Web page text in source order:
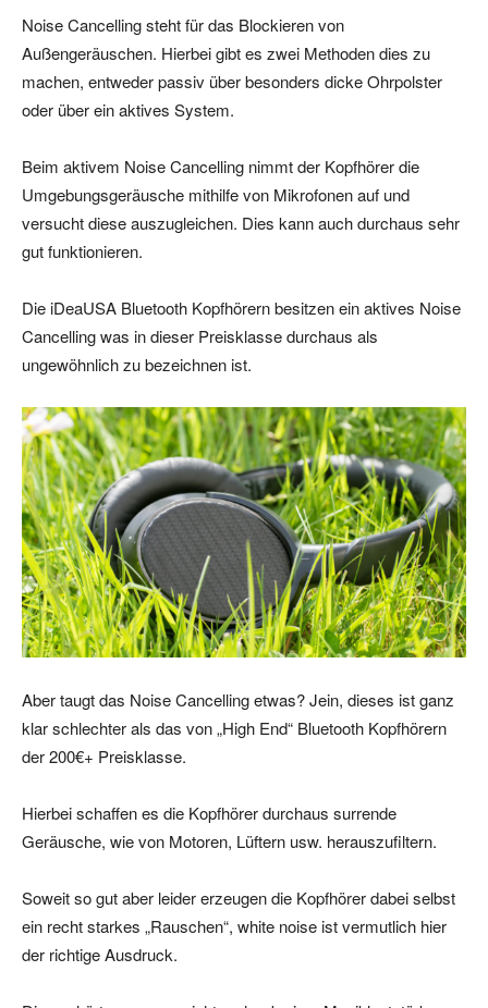
Noise Cancelling steht für das Blockieren von
Außengeräuschen. Hierbei gibt es zwei Methoden dies zu
machen, entweder passiv über besonders dicke Ohrpolster
oder über ein aktives System.
Beim aktivem Noise Cancelling nimmt der Kopfhörer die
Umgebungsgeräusche mithilfe von Mikrofonen auf und
versucht diese auszugleichen. Dies kann auch durchaus sehr
gut funktionieren.
Die iDeaUSA Bluetooth Kopfhörern besitzen ein aktives Noise
Cancelling was in dieser Preisklasse durchaus als
ungewöhnlich zu bezeichnen ist.
Aber taugt das Noise Cancelling etwas? Jein, dieses ist ganz
klar schlechter als das von „High End“ Bluetooth Kopfhörern
der 200€+ Preisklasse.
Hierbei schaffen es die Kopfhörer durchaus surrende
Geräusche, wie von Motoren, Lüftern usw. herauszufiltern.
Soweit so gut aber leider erzeugen die Kopfhörer dabei selbst
ein recht starkes „Rauschen“, white noise ist vermutlich hier
der richtige Ausdruck.